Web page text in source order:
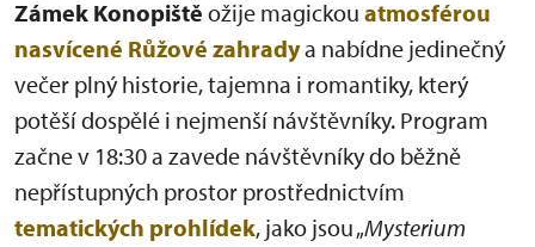
Zámek Konopiště ožije magickou atmosférou
nasvícené Růžové zahradya nabídne jedinečný
večer plný historie, tajemna i romantiky, který
potěší dospělé i nejmenší návštěvníky. Program
začne v 18:30 a zavede návštěvníky do běžně
nepřístupných prostor prostřednictvím
tematických prohlídek, jako jsou „Mysterium